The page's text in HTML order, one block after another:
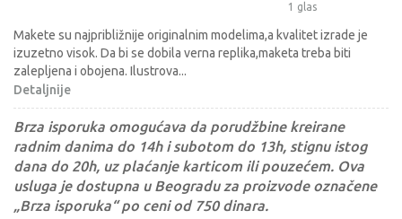
1 glas
Makete su najpribližnije originalnim modelima,a kvalitet izrade je
izuzetno visok. Da bi se dobila verna replika,maketa treba biti
zalepljena i obojena. Ilustrova...
Detaljnije
Brza isporuka omogućava da porudžbine kreirane
radnim danima do 14h i subotom do 13h, stignu istog
dana do 20h, uz plaćanje karticom ili pouzećem. Ova
usluga je dostupna u Beogradu za proizvode označene
„Brza isporuka“ po ceni od 750 dinara.